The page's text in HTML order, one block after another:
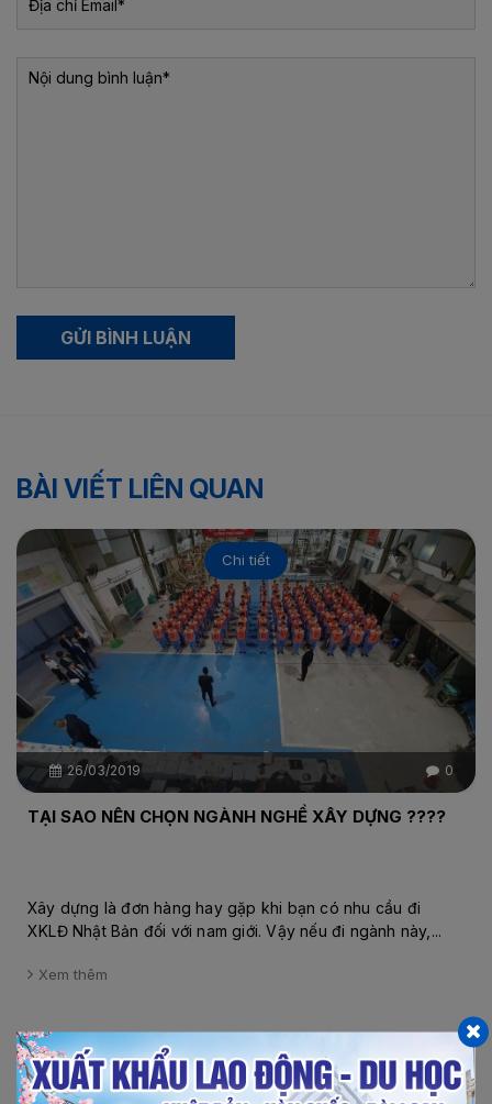
GỬI BÌNH LUẬN
BÀI VIẾT LIÊN QUAN
26/03/2019 0
Chi tiết
TẠI SAO NÊN CHỌN NGÀNH NGHỀ XÂY DỰNG ????
Xây dựng là đơn hàng hay gặp khi bạn có nhu cầu đi
XKLĐ Nhật Bản đối với nam giới. Vậy nếu đi ngành này,...
Xem thêm
Chi tiết